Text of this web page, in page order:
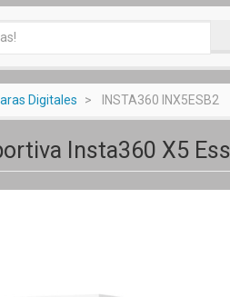
Digitales INSTA360 INX5ESB2
Insta360 X5